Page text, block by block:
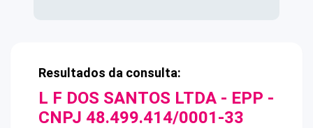
Resultados da consulta:
L F DOS SANTOS LTDA - EPP -
CNPJ 48.499.414/0001-33